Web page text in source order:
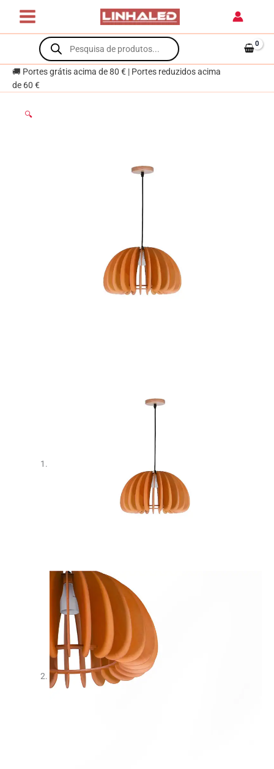
content
Products
search
🚚 Portes grátis acima de 80 € | Portes reduzidos acima
de 60 €
🔍
JAIPUR
D.30cm
madeira